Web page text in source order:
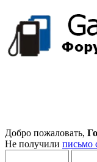
Добро пожаловать,
Не получили письмо